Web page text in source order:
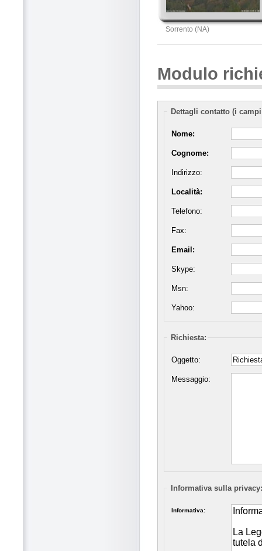
Sorrento (NA)
Modulo
Dettagli contatto (i
Nome:
Cognome:
Indirizzo:
Località:
Telefono:
Fax:
Email:
Skype:
Msn:
Yahoo:
Richiesta:
Oggetto:
Messaggio:
Informativa sulla privacy:
Informativa: